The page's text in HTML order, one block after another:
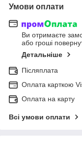
Умови оплати
Ви отримаєте
або гроші
Детальніше
Післяплата
Оплата карткою
Оплата на карту
Всі умови оплати